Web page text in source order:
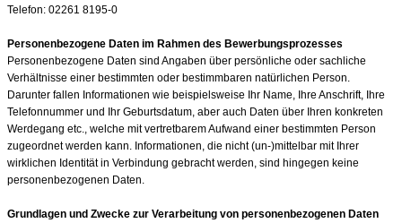
Telefon: 02261 8195-0
Personenbezogene Daten im Rahmen des Bewerbungsprozesses
Personenbezogene Daten sind Angaben über persönliche oder sachliche
Verhältnisse einer bestimmten oder bestimmbaren natürlichen Person.
Darunter fallen Informationen wie beispielsweise Ihr Name, Ihre Anschrift, Ihre
Telefonnummer und Ihr Geburtsdatum, aber auch Daten über Ihren konkreten
Werdegang etc., welche mit vertretbarem Aufwand einer bestimmten Person
zugeordnet werden kann. Informationen, die nicht (un-)mittelbar mit Ihrer
wirklichen Identität in Verbindung gebracht werden, sind hingegen keine
personenbezogenen Daten.
Grundlagen und Zwecke zur Verarbeitung von personenbezogenen Daten